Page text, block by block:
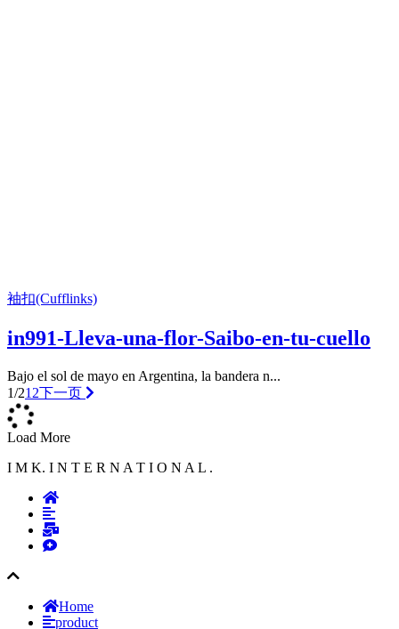
袖扣(Cufflinks)
in991-Lleva-una-flor-Saibo-en-tu-cuello
Bajo el sol de mayo en Argentina, la bandera n...
1/21 2下一页
Load More
I M K. I N T E R N A T I O N A L .
Home
product